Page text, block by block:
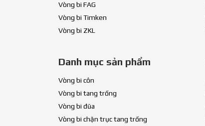
Vòng bi FAG
Vòng bi Timken
Vòng bi ZKL
Danh mục sản phẩm
Vòng bi côn
Vòng bi tang trống
Vòng bi đũa
Vòng bi chặn trục tang trống